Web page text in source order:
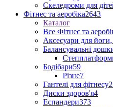
Скеледроми для
Фітнес та аеробіка2643
Каталог
Все Фітнес та
Аксесуари для йоги,
Балансувальні
Бодібари59
Різне7
Гантелі для фітнесу
Диски здоров'я4
Еспандери373